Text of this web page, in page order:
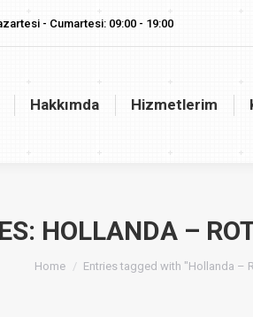
- Cumartesi: 09:00 - 19:00
Hakkımda Hizmetlerim
HOLLANDA –
You are here:
Home Entries tagged with "Hollanda –